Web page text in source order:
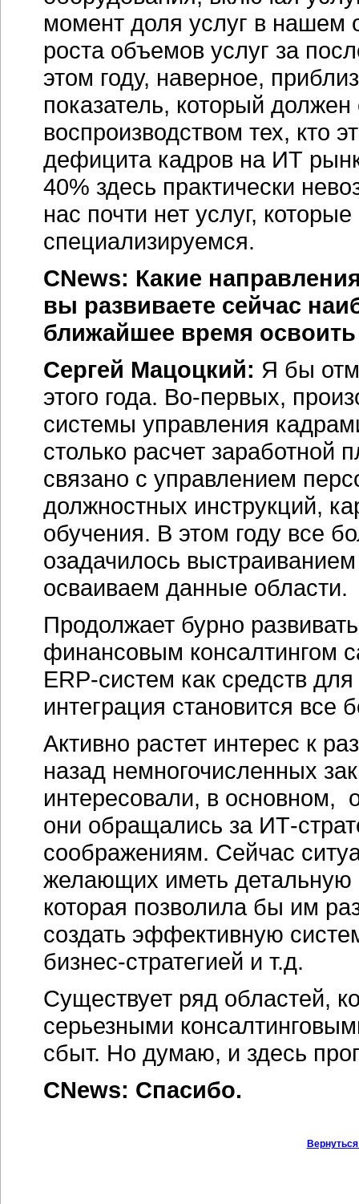
момент доля услуг в нашем
роста объемов услуг за
этом году, наверное,
показатель, который
воспроизводством тех, кто
дефицита кадров на ИТ
40% здесь практически
нас почти нет услуг,
специализируемся.
CNews: Какие
вы развиваете сейчас
ближайшее время
Сергей Мацоцкий: Я бы
этого года. Во-первых,
системы управления
столько расчет заработной
связано с управлением
должностных инструкций,
обучения. В этом году все
озадачилось
осваиваем данные области.
Продолжает бурно
финансовым консалтингом
ERP-систем как средств
интеграция становится все
Активно растет интерес к
назад немногочисленных
интересовали, в основном,
они обращались за ИТ-
соображениям. Сейчас
желающих иметь детальную
которая позволила бы им
создать эффективную
бизнес-стратегией и т.д.
Существует ряд областей,
серьезными
сбыт. Но думаю, и здесь
CNews: Спасибо.